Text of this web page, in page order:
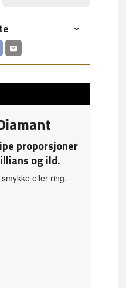
proporsjoner
og ild.
eller ring.